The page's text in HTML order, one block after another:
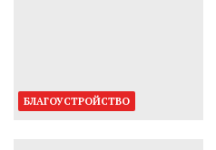
БЛАГОУСТРОЙСТВО